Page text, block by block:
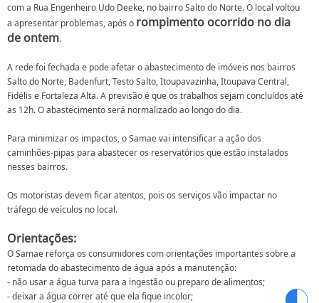
com a Rua Engenheiro Udo Deeke, no bairro Salto do Norte. O local voltou
a apresentar problemas, após o rompimento ocorrido no dia
de ontem.
A rede foi fechada e pode afetar o abastecimento de imóveis nos bairros
Salto do Norte, Badenfurt, Testo Salto, Itoupavazinha, Itoupava Central,
Fidélis e Fortaleza Alta. A previsão é que os trabalhos sejam concluídos até
as 12h. O abastecimento será normalizado ao longo do dia.
Para minimizar os impactos, o Samae vai intensificar a ação dos
caminhões-pipas para abastecer os reservatórios que estão instalados
nesses bairros.
Os motoristas devem ficar atentos, pois os serviços vão impactar no
tráfego de veículos no local.
Orientações:
O Samae reforça os consumidores com orientações importantes sobre a
retomada do abastecimento de água após a manutenção:
- não usar a água turva para a ingestão ou preparo de alimentos;
- deixar a água correr até que ela fique incolor;